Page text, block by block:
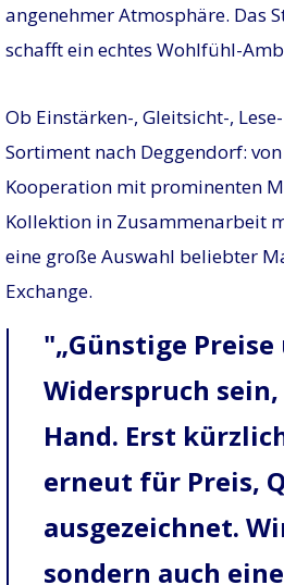
angenehmer Atmosphäre. Das
schafft ein echtes Wohlfühl-
Ob Einstärken-, Gleitsicht-,
Sortiment nach Deggendorf:
Kooperation mit prominenten
Kollektion in Zusammenarbeit
eine große Auswahl beliebter
Exchange.
„Günstige
Widerspruch
Hand. Erst
erneut für Preis,
ausgezeichnet.
sondern auch